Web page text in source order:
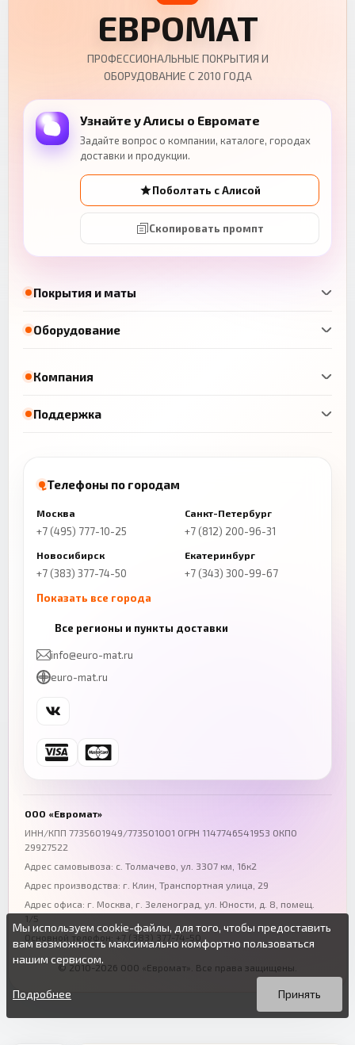
Покрытия и маты
Оборудование
ЕВРОМАТ
ПРОФЕССИОНАЛЬНЫЕ ПОКРЫТИЯ И
ОБОРУДОВАНИЕ С 2010 ГОДА
Узнайте у Алисы о Евромате
Задайте вопрос о компании, каталоге, городах
доставки и продукции.
Поболтать с Алисой
Скопировать промпт
Компания
Поддержка
Телефоны по городам
Москва
+7 (495) 777-10-25
Санкт-Петербург
+7 (812) 200-96-31
Новосибирск
+7 (383) 377-74-50
Екатеринбург
+7 (343) 300-99-67
Показать все города
+7 (843) 206-01-30
Челябинск
+7 (343) 300-99-67
Ростов-на-Дону
+7 (863) 333-50-75
Волгоград
+7 (844) 261-36-12
Омск
Все регионы и пункты доставки
info@euro-mat.ru
euro-mat.ru
ООО «Евромат»
ИНН/КПП 7735601949/773501001 ОГРН 1147746541953 ОКПО
29927522
Адрес самовывоза: с. Толмачево, ул. 3307 км, 16к2
Адрес производства: г. Клин, Транспортная улица, 29
Адрес офиса: г. Москва, г. Зеленоград ул. Юности, д. 8, помещ.
1/5
Основной телефон:
+7 (383) 377-74-50
© 2010-2026 ООО «Евромат». Все права защищены.
Мы используем cookie-файлы, для того, чтобы предоставить
вам возможность максимально комфортно пользоваться
нашим сервисом.
Вы можете подробнее прочитать о cookie-файлах в открытых
источниках или изменить настройки своего браузера.
Продолжая пользоваться данным сайтом без изменения
настроек вы даете согласие на использование ваших cookie-
Принять
Подробнее